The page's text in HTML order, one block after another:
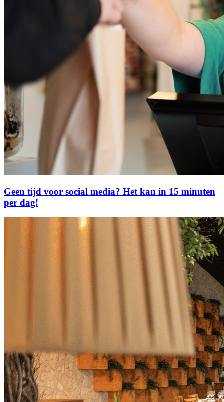
Geen tijd voor social media? Het kan in 15 minuten
per dag!